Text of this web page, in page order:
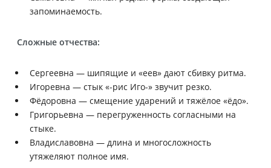
запоминаемость.
Сложные отчества:
Сергеевна — шипящие и «еев» дают сбивку ритма.
Игоревна — стык «-рис Иго-» звучит резко.
Фёдоровна — смещение ударений и тяжёлое «ёдо».
Григорьевна — перегруженность согласными на
стыке.
Владиславовна — длина и многосложность
утяжеляют полное имя.